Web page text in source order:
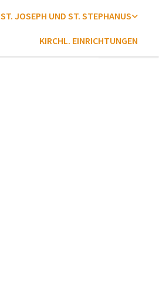
ST. JOSEPH UND ST. STEPHANUS
KIRCHL. EINRICHTUNGEN